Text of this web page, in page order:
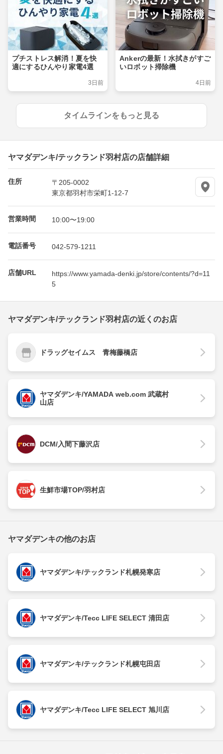
プチストレス解消！夏を快
適にするひんやり家電4選
3日前
Ankerの最新！水拭きがすご
いロボット掃除機
4日前
タイムラインをもっと見る
ヤマダデンキ/テックランド羽村店の店舗詳細
住所
〒205-0002
東京都羽村市栄町1-12-7
営業時間 10:00〜19:00
電話番号 042-579-1211
店舗URL
https://www.yamada-denki.jp/store/contents/?d=11
5
ヤマダデンキ/テックランド羽村店の近くのお店
ドラッグセイムス 青梅藤橋店
ヤマダデンキ/YAMADA web.com 武蔵村
山店
DCM/入間下藤沢店
生鮮市場TOP/羽村店
ヤマダデンキの他のお店
ヤマダデンキ/テックランド札幌発寒店
ヤマダデンキ/Tecc LIFE SELECT 清田店
ヤマダデンキ/テックランド札幌屯田店
ヤマダデンキ/Tecc LIFE SELECT 旭川店